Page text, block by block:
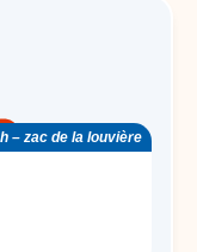
– zac de la louvière